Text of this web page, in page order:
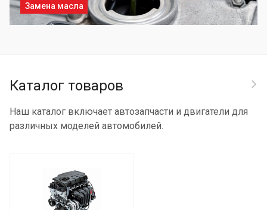
Замена масла
Каталог товаров
Наш каталог включает автозапчасти и двигатели для
различных моделей автомобилей.